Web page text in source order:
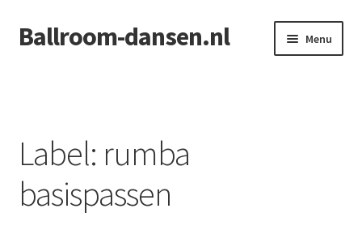
Ga
door
Ga
naar
Ballroom-dansen.nl Menu
Label: rumba
basispassen